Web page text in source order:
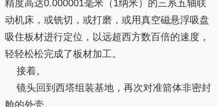
精度高达0.000001毫米（1纳米）的三系五轴联
动机床，或铣切，或打磨，或用真空磁悬浮吸盘
吸住板材进行定位，以远超西方数百倍的速度，
轻轻松松完成了板材加工。
接着。
镜头回到西塔组装基地，再次对准箭体非密封
舱的外壳。